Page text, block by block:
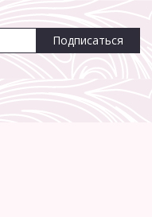
Подписаться